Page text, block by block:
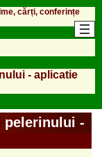
cărți, conferințe
- aplicatie
pelerinului -